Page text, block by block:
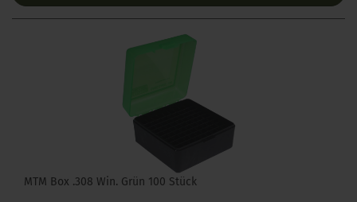
MTM Box .308 Win. Grün 100 Stück